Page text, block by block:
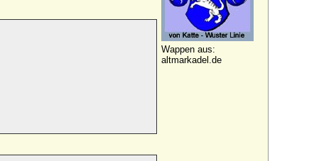
Wappen aus:
altmarkadel.de